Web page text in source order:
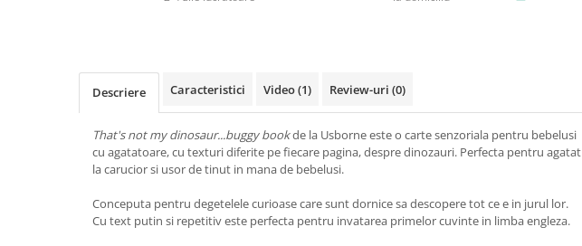
Descriere Caracteristici Video(1) Review-uri (0)
That's not my dinosaur...buggy bookde la Usborne este o carte senzoriala pentru bebelusi
cu agatatoare, cu texturi diferite pe fiecare pagina, despre dinozauri. Perfecta pentru agatat
la carucior si usor de tinut in mana de bebelusi.
Conceputa pentru degetelele curioase care sunt dornice sa descopere tot ce e in jurul lor.
Cu text putin si repetitiv este perfecta pentru invatarea primelor cuvinte in limba engleza.